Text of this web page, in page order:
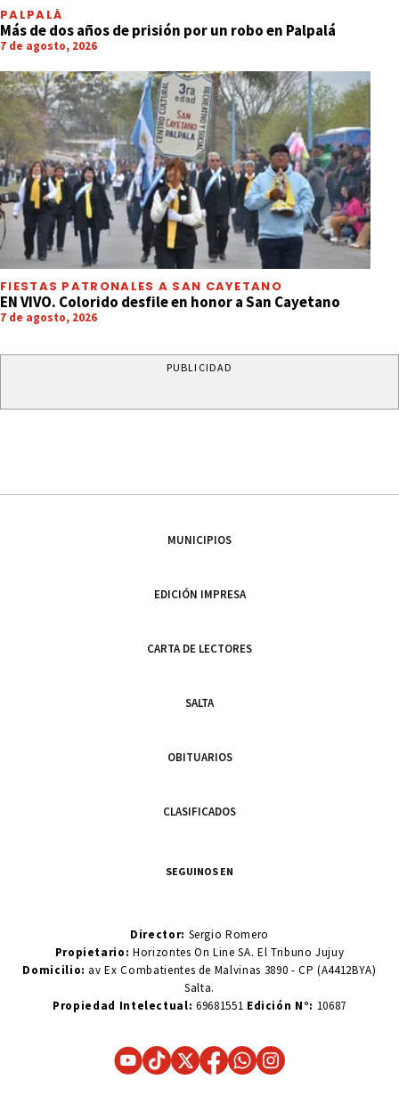
PALPALÁ
Más de dos años de prisión por un robo en Palpalá
7 de agosto, 2026
FIESTAS PATRONALES A SAN CAYETANO
EN VIVO. Colorido desfile en honor a San Cayetano
7 de agosto, 2026
PUBLICIDAD
MUNICIPIOS
EDICIÓN IMPRESA
CARTA DE LECTORES
SALTA
OBITUARIOS
CLASIFICADOS
SEGUINOS EN
Director: Sergio Romero
Propietario:Horizontes On Line SA. El Tribuno Jujuy
Domicilio: av Ex Combatientes de Malvinas 3890 - CP (A4412BYA)
Salta.
Propiedad Intelectual: 69681551 Edición N°: 10687